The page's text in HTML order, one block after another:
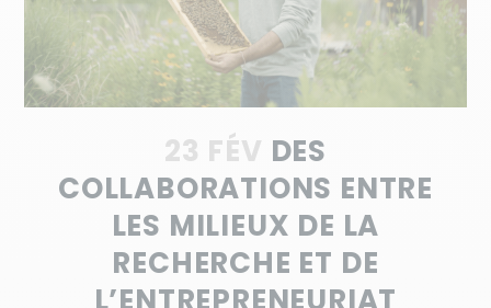
23 FÉV DES
COLLABORATIONS ENTRE
LES MILIEUX DE LA
RECHERCHE ET DE